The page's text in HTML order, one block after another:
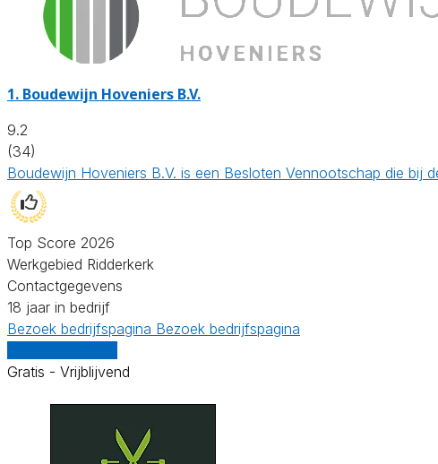
1. Boudewijn Hoveniers B.V.
9.2
(34)
Boudewijn Hoveniers B.V. is een Besloten Vennootschap die
Top Score 2026
Werkgebied Ridderkerk
Contactgegevens
18 jaar in bedrijf
Bezoek bedrijfspagina Bezoek bedrijfspagina
Gratis - Vrijblijvend